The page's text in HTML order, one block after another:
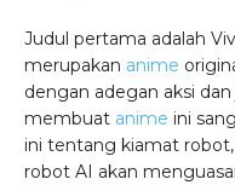
Judul pertama adalah
merupakan anime
dengan adegan aksi
membuat anime ini
ini tentang kiamat
robot AI akan